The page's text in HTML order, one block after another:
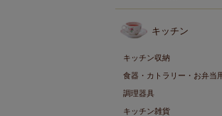
キッチン
キッチン収納
食器・カトラリー・お弁当
調理器具
キッチン雑貨